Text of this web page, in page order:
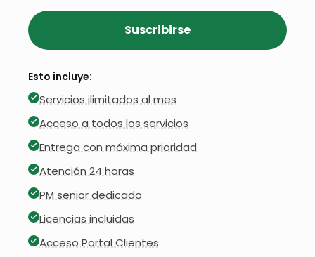
Suscribirse
Esto incluye:
Servicios ilimitados al mes
Acceso a todos los servicios
Entrega con máxima prioridad
Atención 24 horas
PM senior dedicado
Licencias incluidas
Acceso Portal Clientes